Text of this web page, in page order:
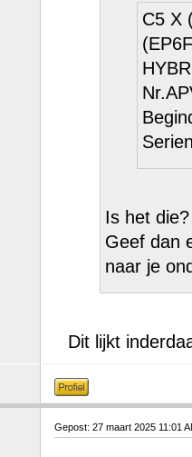
C5 X
Is het die?
Geef dan
naar je
Dit lijkt
Gepost: 27 maart 2025 11:01